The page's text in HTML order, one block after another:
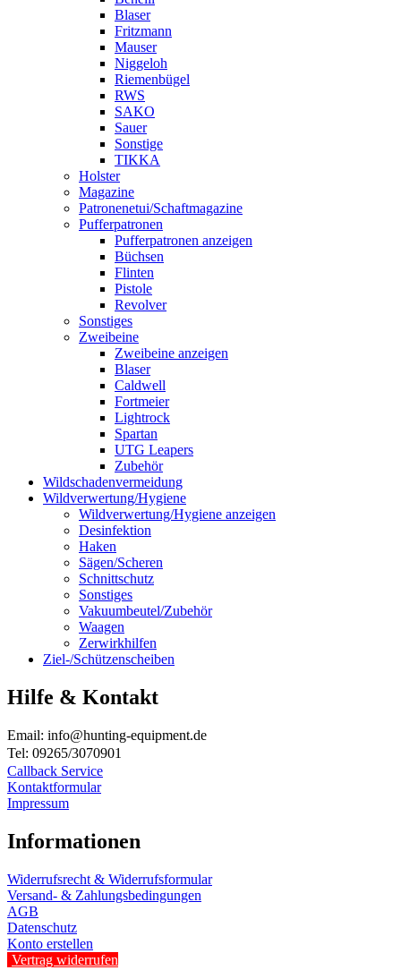
Blaser
Fritzmann
Mauser
Niggeloh
Riemenbügel
RWS
SAKO
Sauer
Sonstige
TIKKA
Holster
Magazine
Patronenetui/Schaftmagazine
Pufferpatronen
Pufferpatronen anzeigen
Büchsen
Flinten
Pistole
Revolver
Sonstiges
Zweibeine
Zweibeine anzeigen
Blaser
Caldwell
Fortmeier
Lightrock
Spartan
UTG Leapers
Zubehör
Wildschadenvermeidung
Wildverwertung/Hygiene
Wildverwertung/Hygiene anzeigen
Desinfektion
Haken
Sägen/Scheren
Schnittschutz
Sonstiges
Vakuumbeutel/Zubehör
Waagen
Zerwirkhilfen
Ziel-/Schützenscheiben
Hilfe & Kontakt
Email: info@hunting-equipment.de
Tel: 09265/3070901
Callback Service
Kontaktformular
Impressum
Informationen
Widerrufsrecht & Widerrufsformular
Versand- & Zahlungsbedingungen
AGB
Datenschutz
Konto erstellen
Vertrag widerrufen